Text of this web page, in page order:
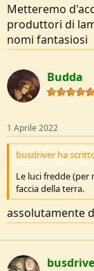
Metteremo
produttori di
nomi fantasiosi
Budda
1 Aprile 2022
busdriver ha
Le luci fredde
faccia della terra.
assolutamente